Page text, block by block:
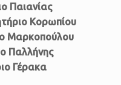
Παιανίας
Κορωπίου
Μαρκοπούλου
Παλλήνης
Γέρακα